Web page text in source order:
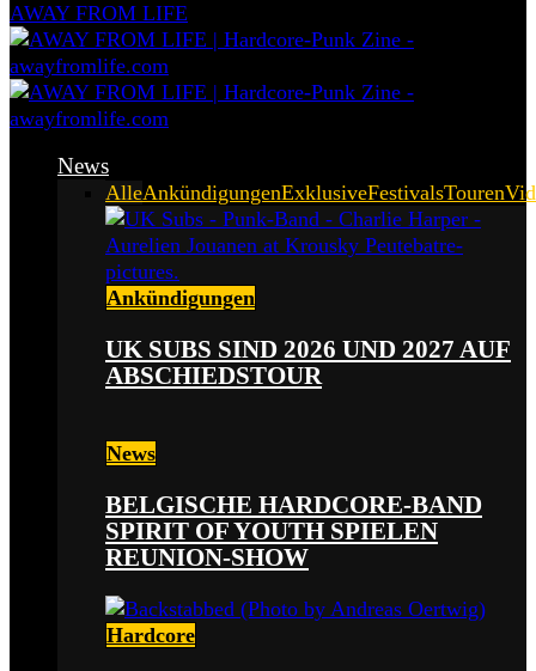
AWAY FROM LIFE
News
AlleAnkündigungenExklusiveFestivalsTouren
Ankündigungen
UK SUBS SIND 2026 UND 2027 AUF
ABSCHIEDSTOUR
News
BELGISCHE HARDCORE-BAND
SPIRIT OF YOUTH SPIELEN
REUNION-SHOW
Hardcore